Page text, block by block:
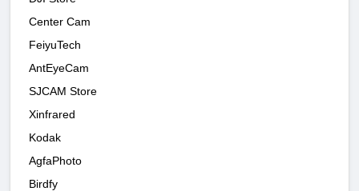
Center Cam
FeiyuTech
AntEyeCam
SJCAM Store
Xinfrared
Kodak
AgfaPhoto
Birdfy